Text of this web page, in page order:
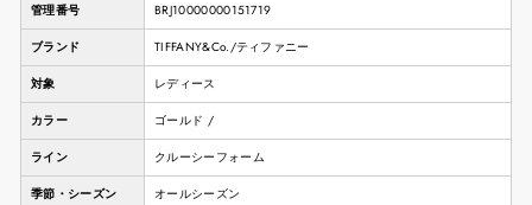
管理番号 BRJ10000000151719
ブランド TIFFANY&Co./ティファニー
対象 レディース
カラー ゴールド /
ライン クルーシーフォーム
季節・シーズン オールシーズン